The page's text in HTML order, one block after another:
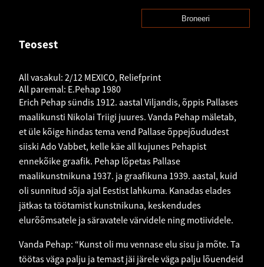
Broneeri
Teosest
All vasakul: 2/12 MEXICO, Reliefprint
All paremal: E.Pehap 1980
Erich Pehap sündis 1912. aastal Viljandis, õppis Pallases
maalikunsti Nikolai Triigi juures. Vanda Pehap mäletab,
et üle kõige hindas tema vend Pallase õppejõududest
siiski Ado Vabbet, kelle käe all kujunes Pehapist
ennekõike graafik. Pehap lõpetas Pallase
maalikunstnikuna 1937. ja graafikuna 1939. aastal, kuid
oli sunnitud sõja ajal Eestist lahkuma. Kanadas elades
jätkas ta töötamist kunstnikuna, keskendudes
elurõõmsatele ja säravatele värvidele ning motiividele.
Vanda Pehap: “Kunst oli mu vennase elu sisu ja mõte. Ta
töötas väga palju ja temast jäi järele väga palju lõuendeid